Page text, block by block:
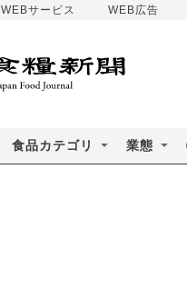
WEBサービス WEB広告
食品カテゴリ 業態